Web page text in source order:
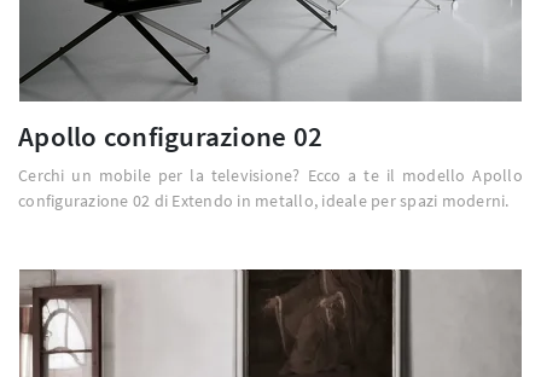
Apollo configurazione 02
Cerchi un mobile per la televisione? Ecco a te il modello Apollo
configurazione 02 di Extendo in metallo, ideale per spazi moderni.